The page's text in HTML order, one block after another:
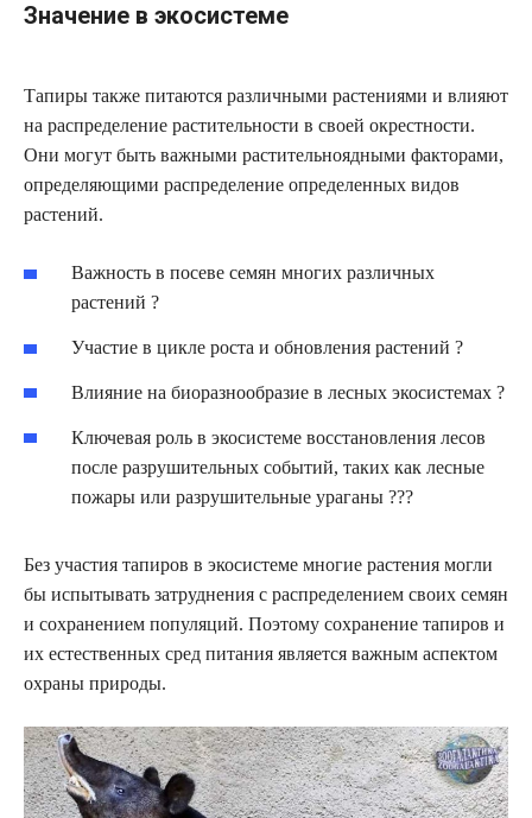
Значение в экосистеме
Тапиры также питаются различными растениями и влияют
на распределение растительности в своей окрестности.
Они могут быть важными растительноядными факторами,
определяющими распределение определенных видов
растений.
Важность в посеве семян многих различных
растений ?
Участие в цикле роста и обновления растений ?
Влияние на биоразнообразие в лесных экосистемах ?
Ключевая роль в экосистеме восстановления лесов
после разрушительных событий, таких как лесные
пожары или разрушительные ураганы ???️
Без участия тапиров в экосистеме многие растения могли
бы испытывать затруднения с распределением своих семян
и сохранением популяций. Поэтому сохранение тапиров и
их естественных сред питания является важным аспектом
охраны природы.